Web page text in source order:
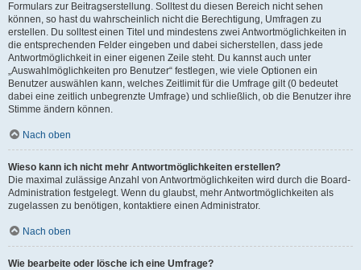
Formulars zur Beitragserstellung. Solltest du diesen Bereich nicht sehen
können, so hast du wahrscheinlich nicht die Berechtigung, Umfragen zu
erstellen. Du solltest einen Titel und mindestens zwei Antwortmöglichkeiten in
die entsprechenden Felder eingeben und dabei sicherstellen, dass jede
Antwortmöglichkeit in einer eigenen Zeile steht. Du kannst auch unter
„Auswahlmöglichkeiten pro Benutzer“ festlegen, wie viele Optionen ein
Benutzer auswählen kann, welches Zeitlimit für die Umfrage gilt (0 bedeutet
dabei eine zeitlich unbegrenzte Umfrage) und schließlich, ob die Benutzer ihre
Stimme ändern können.
Nach oben
Wieso kann ich nicht mehr Antwortmöglichkeiten erstellen?
Die maximal zulässige Anzahl von Antwortmöglichkeiten wird durch die Board-
Administration festgelegt. Wenn du glaubst, mehr Antwortmöglichkeiten als
zugelassen zu benötigen, kontaktiere einen Administrator.
Nach oben
Wie bearbeite oder lösche ich eine Umfrage?